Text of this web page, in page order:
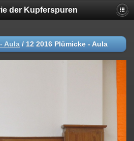
der Kupferspuren
Aula / 12 2016 Plümicke - Aula